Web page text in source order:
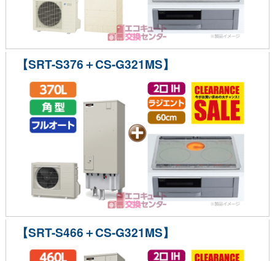
【SRT-S376＋CS-G321MS】
【SRT-S466＋CS-G321MS】